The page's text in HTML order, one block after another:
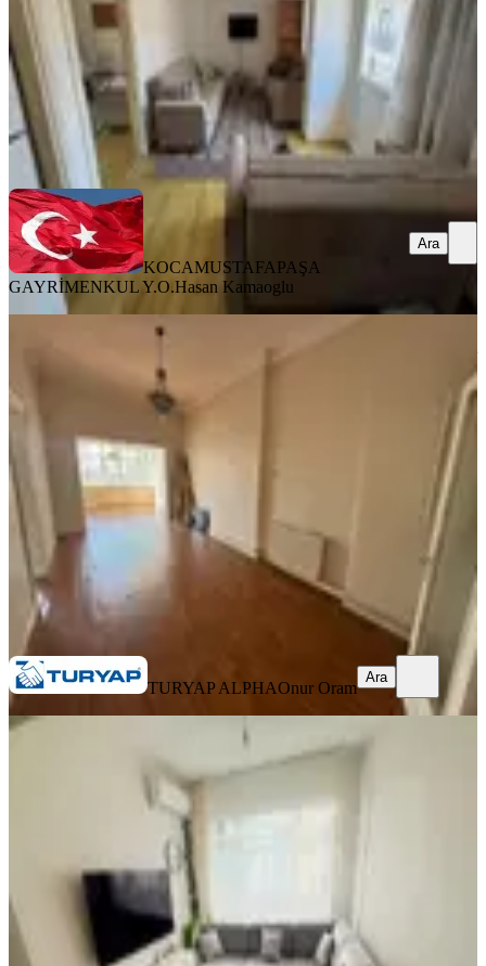
KOCAMUSTAFAPAŞA GAYRİMENKUL Y.O. Hasan Kamaoglu
Ara
KOCAMUSTAFAPAŞA
GAYRİMENKUL Y.O.Hasan Kamaoglu
Ara
Fatih Haseki' De Cadde Üzeri Ara Kat
Çok Geniş 3+1 Kiralık Daire
Fatih, Aksaray Mahallesi
3+1·
45.000 ₺
TURYAP ALPHAOnur Oram
Ara
TURYAP ALPHAOnur Oram
Ara
YENİ
Haseki Tramway Durağına 1 Dakika
Yürüme Mesafesinde 2+1 Daire
Fatih, Molla Gürani Mahallesi
· 80 m²
35.000 ₺